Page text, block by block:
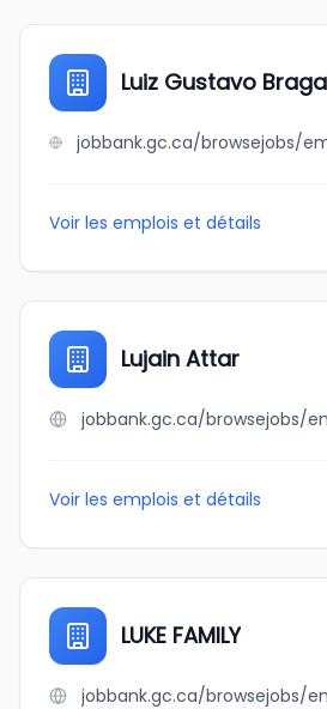
Luiz Gustavo
Voir les emplois et détails
Lujain Attar
Voir les emplois et détails
LUKE FAMILY